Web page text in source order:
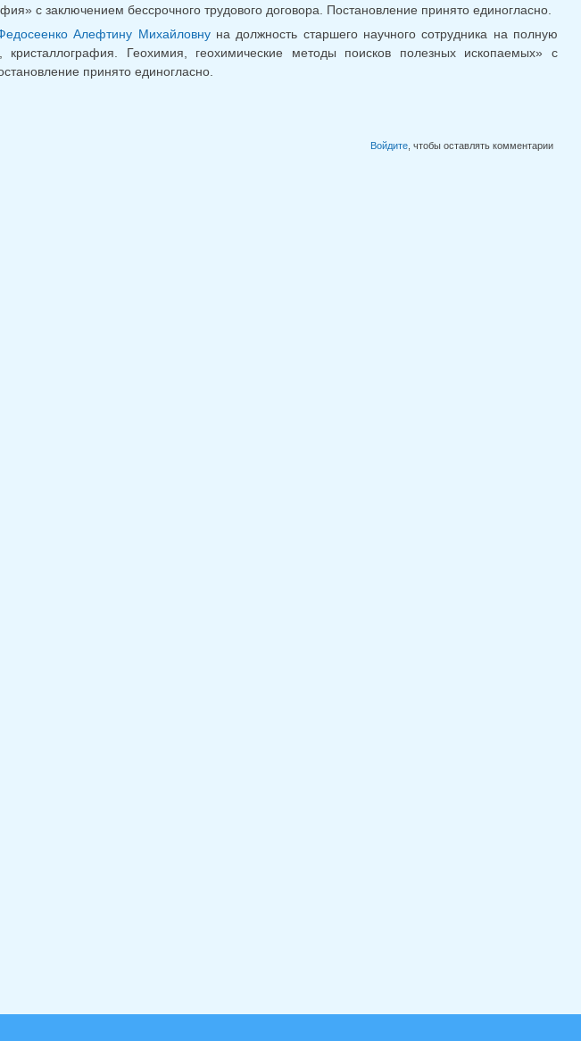
с заключением бессрочного трудового договора. Постановление принято единогласно.
Алефтину Михайловнуна должность старшего научного сотрудника на полную
Геохимия, геохимические методы поисков полезных ископаемых» с
принято единогласно.
Войдите, чтобы оставлять комментарии